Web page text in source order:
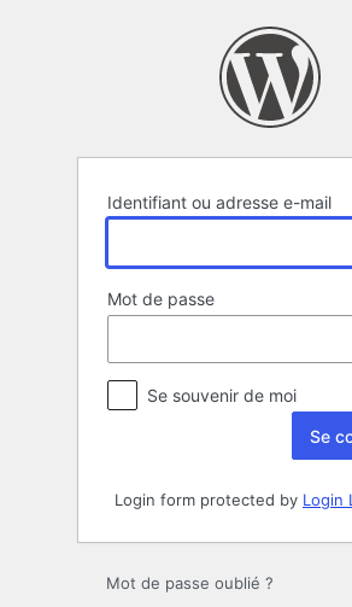
Identifiant ou adresse e-mail
Mot de passe
Se souvenir de moi
Login form protected by Login
Mot de passe oublié ?